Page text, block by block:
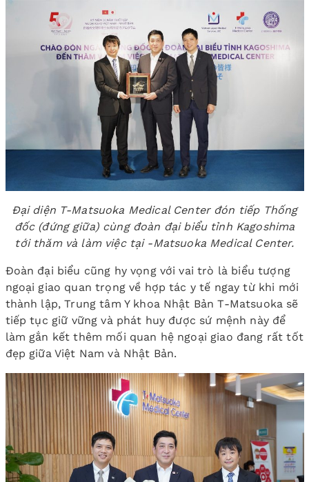
Đại diện T-Matsuoka Medical Center đón tiếp Thống
đốc (đứng giữa) cùng đoàn đại biểu tỉnh Kagoshima
tới thăm và làm việc tại -Matsuoka Medical Center.
Đoàn đại biểu cũng hy vọng với vai trò là biểu tượng
ngoại giao quan trọng về hợp tác y tế ngay từ khi mới
thành lập, Trung tâm Y khoa Nhật Bản T-Matsuoka sẽ
tiếp tục giữ vững và phát huy được sứ mệnh này để
làm gắn kết thêm mối quan hệ ngoại giao đang rất tốt
đẹp giữa Việt Nam và Nhật Bản.